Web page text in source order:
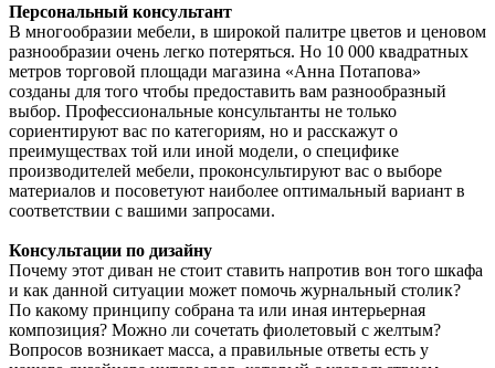
Персональный консультант
В многообразии мебели, в широкой палитре цветов и ценовом
разнообразии очень легко потеряться. Но 10 000 квадратных
метров торговой площади магазина «Анна Потапова»
созданы для того чтобы предоставить вам разнообразный
выбор. Профессиональные консультанты не только
сориентируют вас по категориям, но и расскажут о
преимуществах той или иной модели, о специфике
производителей мебели, проконсультируют вас о выборе
материалов и посоветуют наиболее оптимальный вариант в
соответствии с вашими запросами.
Консультации по дизайну
Почему этот диван не стоит ставить напротив вон того шкафа
и как данной ситуации может помочь журнальный столик?
По какому принципу собрана та или иная интерьерная
композиция? Можно ли сочетать фиолетовый с желтым?
Вопросов возникает масса, а правильные ответы есть у